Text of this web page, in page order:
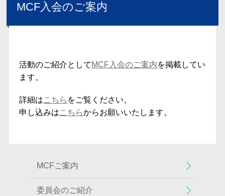
MCF入会のご案内
活動のご紹介として MCF入会のご案内を掲載してい
ます。
詳細はこちら をご覧ください。
申し込みはこちらからお願いいたします。
MCFご案内
委員会のご紹介